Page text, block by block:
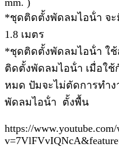
mm. )
*ชุดติดตั้งพัดลมไอน้ํา จะ
1.8 เมตร
*ชุดติดตั้งพัดลมไอน้ํา ใ
ติดตั้งพัดลมไอน้ํา เมื่อใ
หมด ปัมจะไม่ตัดการทําง
พัดลมไอน้ํา ตั้งพื้น
https://www.youtube.com/